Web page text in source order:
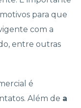
para que
com a
entre outras
é
Além de a